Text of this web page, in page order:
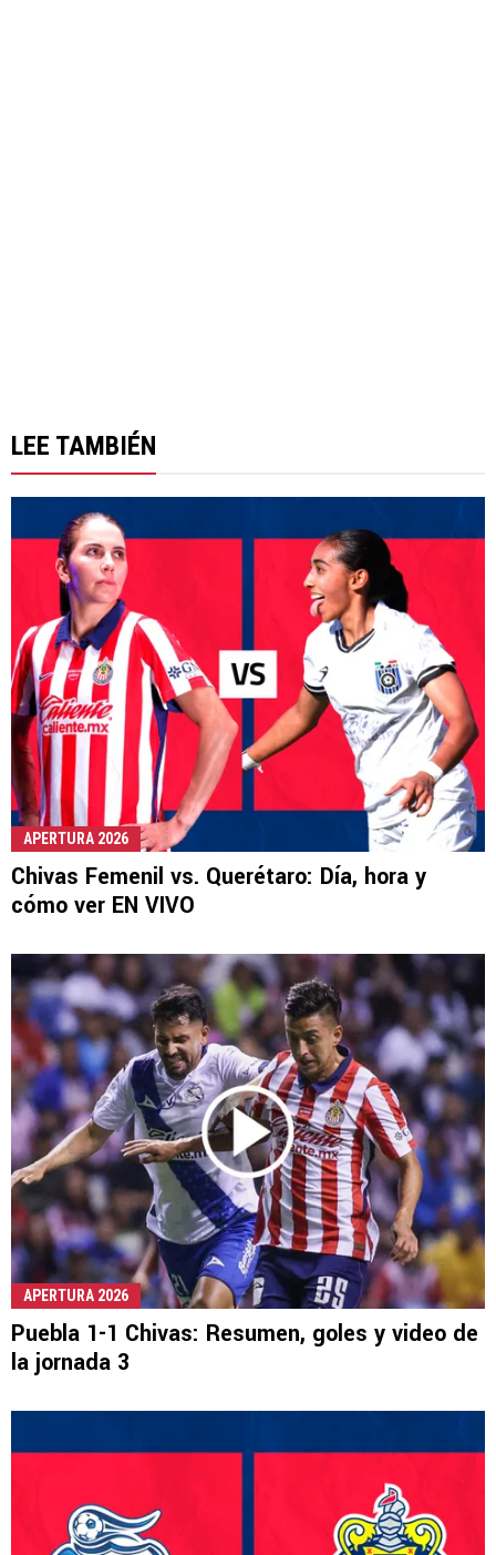
LEE TAMBIÉN
APERTURA 2026
Chivas Femenil vs. Querétaro: Día, hora y
cómo ver EN VIVO
APERTURA 2026
Puebla 1-1 Chivas: Resumen, goles y video de
la jornada 3